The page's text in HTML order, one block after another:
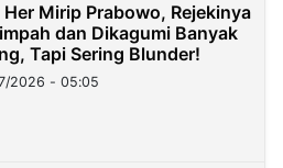
Her Mirip Prabowo, Rejekinya
dan Dikagumi Banyak
Tapi Sering Blunder!
2026 - 05:05